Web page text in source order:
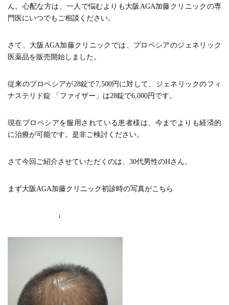
ん。心配な方は、一人で悩むよりも大阪AGA加藤クリニックの専
門医にいつでもご相談ください。
さて、大阪AGA加藤クリニックでは、プロペシアのジェネリック
医薬品を販売開始しました。
従来のプロペシアが28錠で7,500円に対して、ジェネリックのフィ
ナステリド錠 「ファイザー」は28錠で6,000円です。
現在プロペシアを服用されている患者様は、今までよりも経済的
に治療が可能です。是非ご検討ください。
さて今回ご紹介させていただくのは、30代男性のHさん。
まず大阪AGA加藤クリニック初診時の写真がこちら
↓